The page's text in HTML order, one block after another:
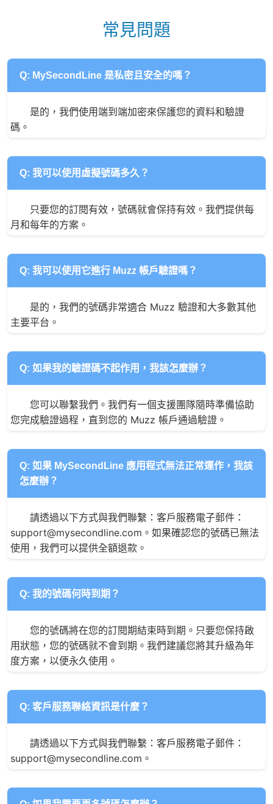
常見問題
Q: MySecondLine 是私密且安全的嗎？
是的，我們使用端到端加密來保護您的資料和驗證
碼。
Q: 我可以使用虛擬號碼多久？
只要您的訂閱有效，號碼就會保持有效。我們提供每
月和每年的方案。
Q: 我可以使用它進行 Muzz 帳戶驗證嗎？
是的，我們的號碼非常適合 Muzz 驗證和大多數其他
主要平台。
Q: 如果我的驗證碼不起作用，我該怎麼辦？
您可以聯繫我們。我們有一個支援團隊隨時準備協助
您完成驗證過程，直到您的 Muzz 帳戶通過驗證。
Q: 如果 MySecondLine 應用程式無法正常運作，我該
怎麼辦？
請透過以下方式與我們聯繫：客戶服務電子郵件：
support@mysecondline.com。如果確認您的號碼已無法
使用，我們可以提供全額退款。
Q: 我的號碼何時到期？
您的號碼將在您的訂閱期結束時到期。只要您保持啟
用狀態，您的號碼就不會到期。我們建議您將其升級為年
度方案，以便永久使用。
Q: 客戶服務聯絡資訊是什麼？
請透過以下方式與我們聯繫：客戶服務電子郵件：
support@mysecondline.com。